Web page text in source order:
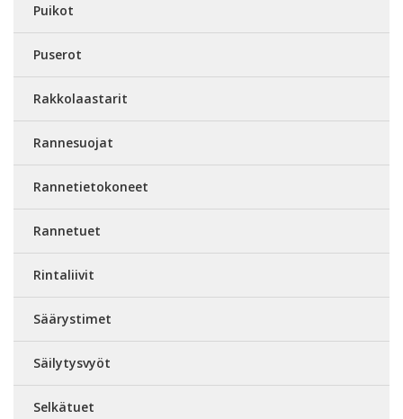
Puikot
Puserot
Rakkolaastarit
Rannesuojat
Rannetietokoneet
Rannetuet
Rintaliivit
Säärystimet
Säilytysvyöt
Selkätuet